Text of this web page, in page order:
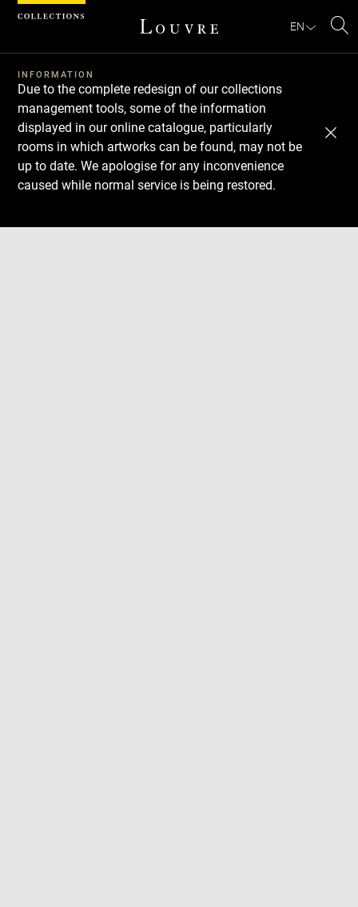
EN
INFORMATION
Due to the complete redesign of our collections
management tools, some of the information
displayed in our online catalogue, particularly
rooms in which artworks can be found, may not be
up to date. We apologise for any inconvenience
caused while normal service is being restored.
Download
Next
Previous
Cookies management panel